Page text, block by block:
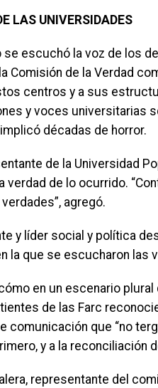
LAS UNIVERSIDADES
se escuchó la voz de los
Comisión de la Verdad
centros y a sus
y voces universitarias
décadas de horror.
de la Universidad
verdad de lo ocurrido.
agregó.
y líder social y política
la que se escucharon las
en un escenario
de las Farc
comunicación que “no
y a la reconciliación
representante del